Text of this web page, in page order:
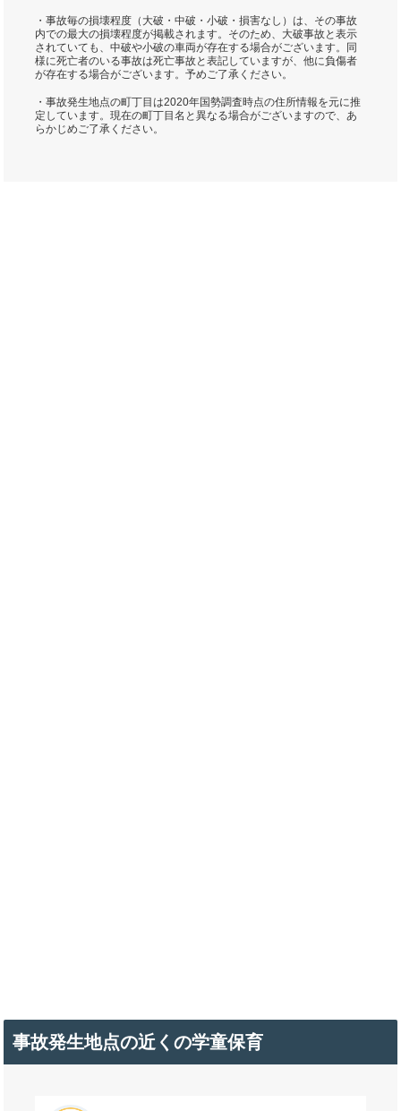
・事故毎の損壊程度（大破・中破・小破・損害なし）は、その事故
内での最大の損壊程度が掲載されます。そのため、大破事故と表示
されていても、中破や小破の車両が存在する場合がございます。同
様に死亡者のいる事故は死亡事故と表記していますが、他に負傷者
が存在する場合がございます。予めご了承ください。
・事故発生地点の町丁目は2020年国勢調査時点の住所情報を元に推
定しています。現在の町丁目名と異なる場合がございますので、あ
らかじめご了承ください。
事故発生地点の近くの学童保育